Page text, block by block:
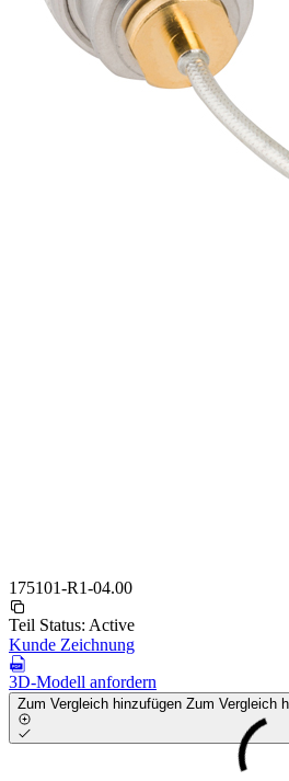
175101-R1-04.00
Teil Status: Active
Kunde Zeichnung
3D-Modell anfordern
Zum Vergleich hinzufügen Zum Vergleich